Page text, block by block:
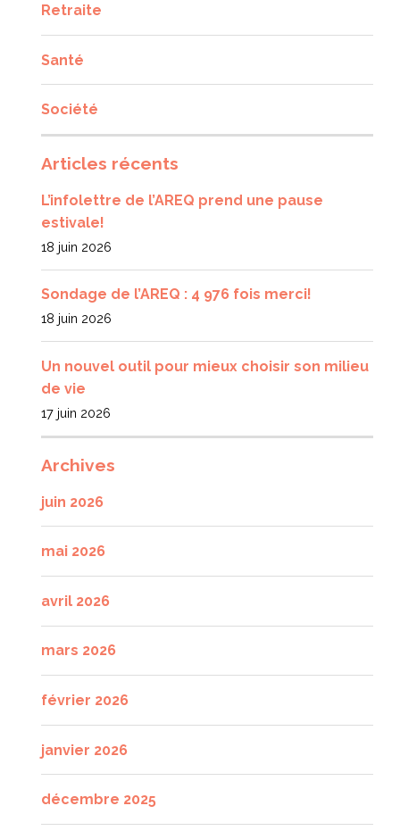
Retraite
Santé
Société
Articles récents
L’infolettre de l’AREQ prend une pause
estivale!
18 juin 2026
Sondage de l’AREQ : 4 976 fois merci!
18 juin 2026
Un nouvel outil pour mieux choisir son milieu
de vie
17 juin 2026
Archives
juin 2026
mai 2026
avril 2026
mars 2026
février 2026
janvier 2026
décembre 2025